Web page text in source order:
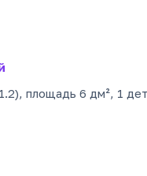
площадь 6 дм², 1